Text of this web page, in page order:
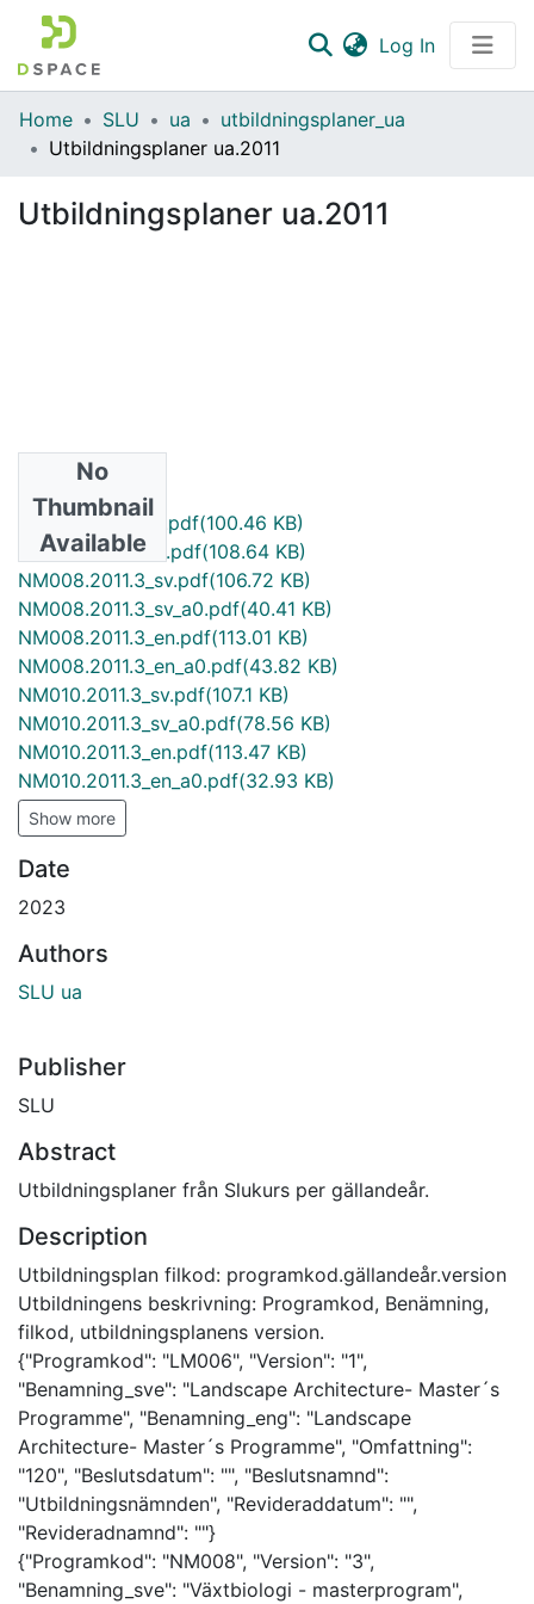
Log In(current)
Communities & Collections
All of DSpace
Statistics
Home SLU ua
utbildningsplaner_ua
Utbildningsplaner ua.2011
Utbildningsplaner ua.2011
No
Thumbnail
Available
LM006.2011.1_sv.pdf(100.46 KB)
LM006.2011.1_en.pdf(108.64 KB)
NM008.2011.3_sv.pdf(106.72 KB)
NM008.2011.3_sv_a0.pdf(40.41 KB)
NM008.2011.3_en.pdf(113.01 KB)
NM008.2011.3_en_a0.pdf(43.82 KB)
NM010.2011.3_sv.pdf(107.1 KB)
NM010.2011.3_sv_a0.pdf(78.56 KB)
NM010.2011.3_en.pdf(113.47 KB)
NM010.2011.3_en_a0.pdf(32.93 KB)
Show more
Date
2023
Authors
SLU ua
Publisher
SLU
Abstract
Utbildningsplaner från Slukurs per gällandeår.
Description
Utbildningsplan filkod: programkod.gällandeår.version
Utbildningens beskrivning: Programkod, Benämning,
filkod, utbildningsplanens version.
{"Programkod": "LM006", "Version": "1",
"Benamning_sve": "Landscape Architecture- Master´s
Programme", "Benamning_eng": "Landscape
Architecture- Master´s Programme", "Omfattning":
"120", "Beslutsdatum": "", "Beslutsnamnd":
"Utbildningsnämnden", "Revideraddatum": "",
"Revideradnamnd": ""}
{"Programkod": "NM008", "Version": "3",
"Benamning_sve": "Växtbiologi - masterprogram",